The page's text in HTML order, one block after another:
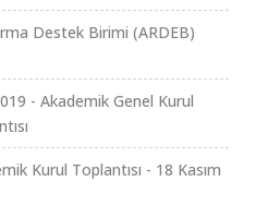
Destek Birimi (ARDEB)
- Akademik Genel Kurul
Kurul Toplantısı - 18 Kasım